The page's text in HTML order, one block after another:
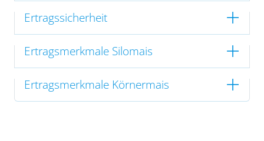
Ertragssicherheit
Ertragsmerkmale Silomais
Ertragsmerkmale Körnermais